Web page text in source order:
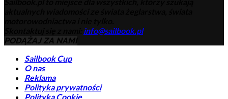
info@sailbook.pl
PODĄŻAJ ZA NAMI
Sailbook Cup
O nas
Reklama
Polityka prywatności
Polityka Cookie